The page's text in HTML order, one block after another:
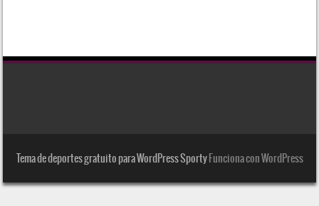
Tema de deportes gratuito para WordPress SportyFunciona con WordPress